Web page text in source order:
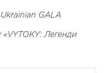
GALA
Легенди